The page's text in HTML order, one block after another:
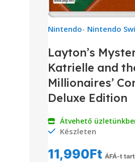
Nintendo- Nintendo
Layton’s
Katrielle and
Millionaires’
Deluxe Edition
Átvehető
Készleten
11,990Ft ÁFÁ-t